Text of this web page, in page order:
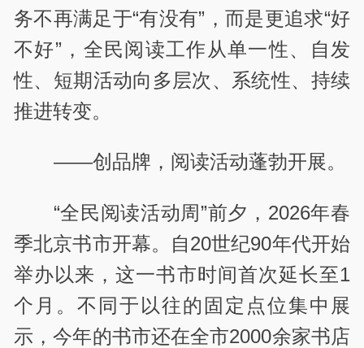
务不再满足于“有没有”，而是更追求“好
不好”，全民阅读工作从单一性、自发
性、短期活动向多层次、系统性、持续
推进转变。
——创品牌，阅读活动蓬勃开展。
“全民阅读活动周”前夕，2026年春
季北京书市开幕。自20世纪90年代开始
举办以来，这一书市时间首次延长至1
个月。不同于以往的固定点位集中展
示，今年的书市还在全市2000余家书店